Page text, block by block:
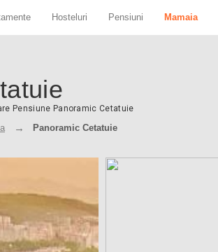
Hosteluri Pensiuni Mamaia
Pensiune Panoramic Cetatuie
Panoramic Cetatuie